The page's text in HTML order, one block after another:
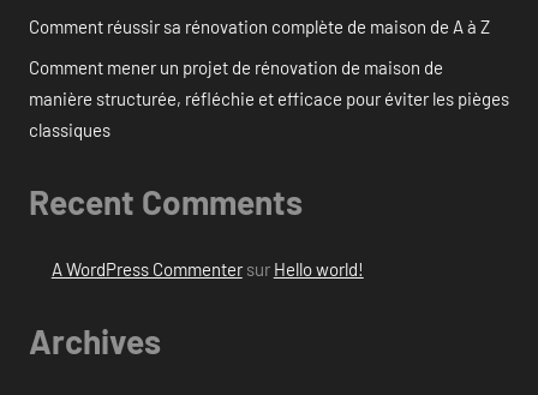
Comment réussir sa rénovation complète de maison de A à Z
Comment mener un projet de rénovation de maison de
manière structurée, réfléchie et efficace pour éviter les pièges
classiques
Recent Comments
A WordPress Commentersur Hello world!
Archives